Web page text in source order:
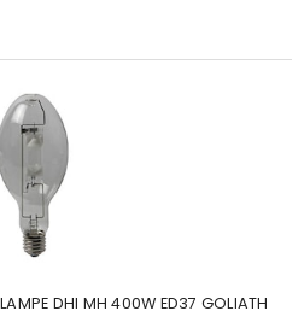
DHI MH 400W ED37 GOLIATH